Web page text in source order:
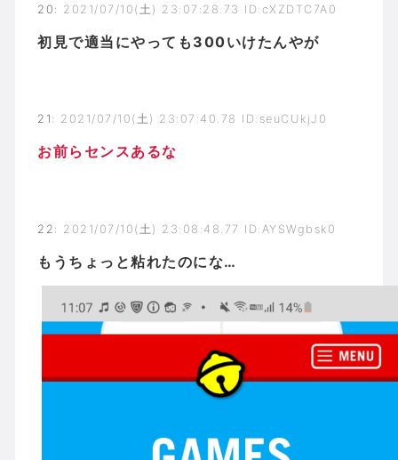
20 : 2021/07/10(土) 23:07:28.73 ID:cXZDTC7A0
初見で適当にやっても300いけたんやが
21 : 2021/07/10(土) 23:07:40.78 ID:seuCUkjJ0
お前らセンスあるな
22 : 2021/07/10(土) 23:08:48.77 ID:AYSWgbsk0
もうちょっと粘れたのにな…